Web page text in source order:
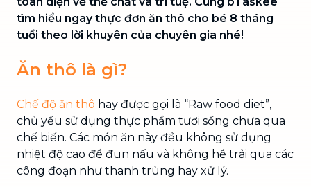
tìm hiểu ngay thực đơn ăn thô cho bé 8 tháng
tuổi theo lời khuyên của chuyên gia nhé!
Ăn thô là gì?
Chế độ ăn thô hay được gọi là “Raw food diet”,
chủ yếu sử dụng thực phẩm tươi sống chưa qua
chế biến. Các món ăn này đều không sử dụng
nhiệt độ cao để đun nấu và không hề trải qua các
công đoạn như thanh trùng hay xử lý.